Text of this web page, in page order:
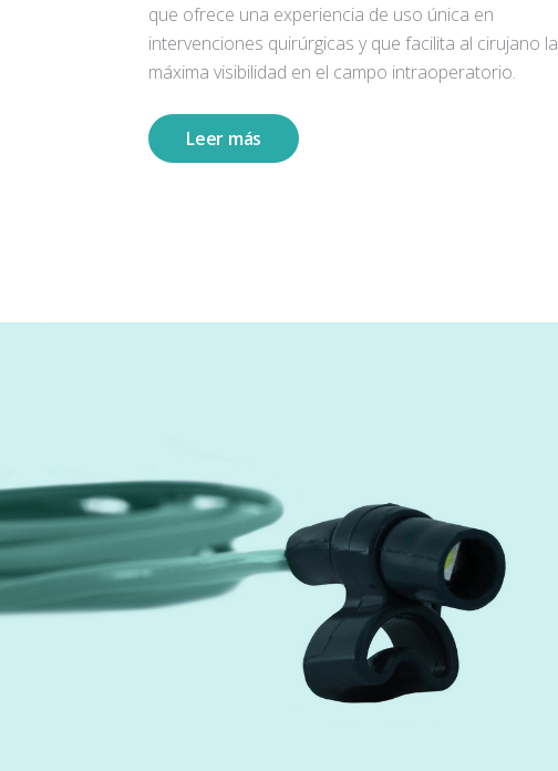
que ofrece una experiencia de uso única en
intervenciones quirúrgicas y que facilita al cirujano la
máxima visibilidad en el campo intraoperatorio.
Leer más